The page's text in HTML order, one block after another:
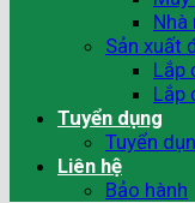
Nhà
Sản xuất
Lắp
Lắp
Tuyển dụng
Tuyển
Liên hệ
Bảo hành